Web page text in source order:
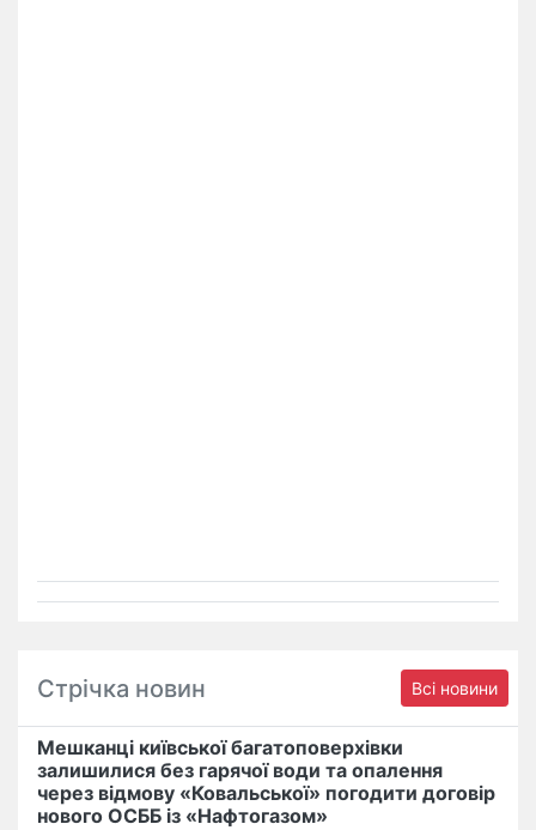
Стрічка новин Всі новини
Мешканці київської багатоповерхівки
залишилися без гарячої води та опалення
через відмову «Ковальської» погодити договір
нового ОСББ із «Нафтогазом»